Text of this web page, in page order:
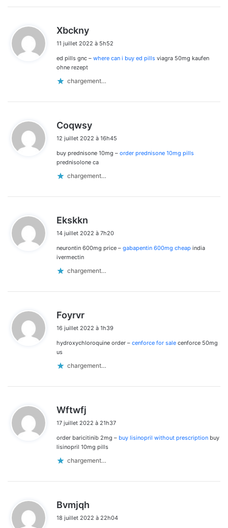
Xbckny
t
11 juillet 2022 à 5h52
ed pills gnc – where can i buy ed pills viagra 50mg kaufen
ohne rezept
chargement…
Coqwsy
t
:
12 juillet 2022 à 16h45
buy prednisone 10mg – order prednisone 10mg pills
prednisolone ca
chargement…
Ekskkn
t
14 juillet 2022 à 7h20
neurontin 600mg price – gabapentin 600mg cheap india
ivermectin
chargement…
Foyrvr
t
16 juillet 2022 à 1h39
hydroxychloroquine order – cenforce for sale cenforce 50mg
us
chargement…
Wftwfj
t
:
17 juillet 2022 à 21h37
order baricitinib 2mg – buy lisinopril without prescription buy
lisinopril 10mg pills
chargement…
Bvmjqh
t
18 juillet 2022 à 22h04